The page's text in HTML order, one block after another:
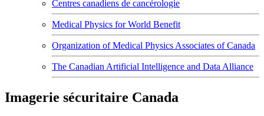
Centres canadiens de cancérologie
Medical Physics for World Benefit
Organization of Medical Physics Associates of Canada
The Canadian Artificial Intelligence and Data Alliance
Imagerie sécuritaire Canada